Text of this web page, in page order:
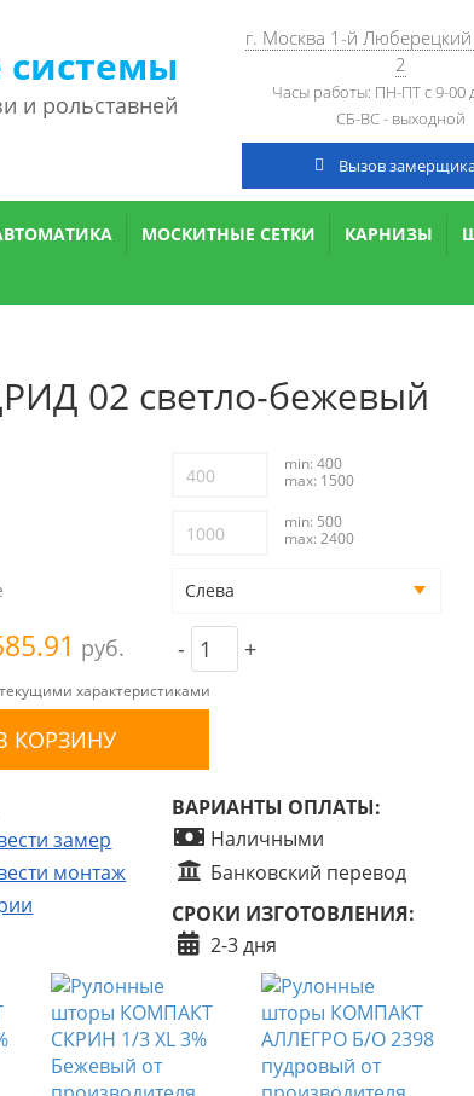
и рольставней
г. Москва 1-й Люберецкий
2
Часы работы: ПН-ПТ с 9-00
СБ-ВС - выходной
Вызов
МОСКИТНЫЕ СЕТКИ КАРНИЗЫ
02 светло-бежевый
min: 400
max: 1500
min: 500
max: 2400
Слева
руб. - +
характеристиками
замер
монтаж
ВАРИАНТЫ ОПЛАТЫ:
Наличными
Банковский перевод
СРОКИ ИЗГОТОВЛЕНИЯ:
2-3 дня